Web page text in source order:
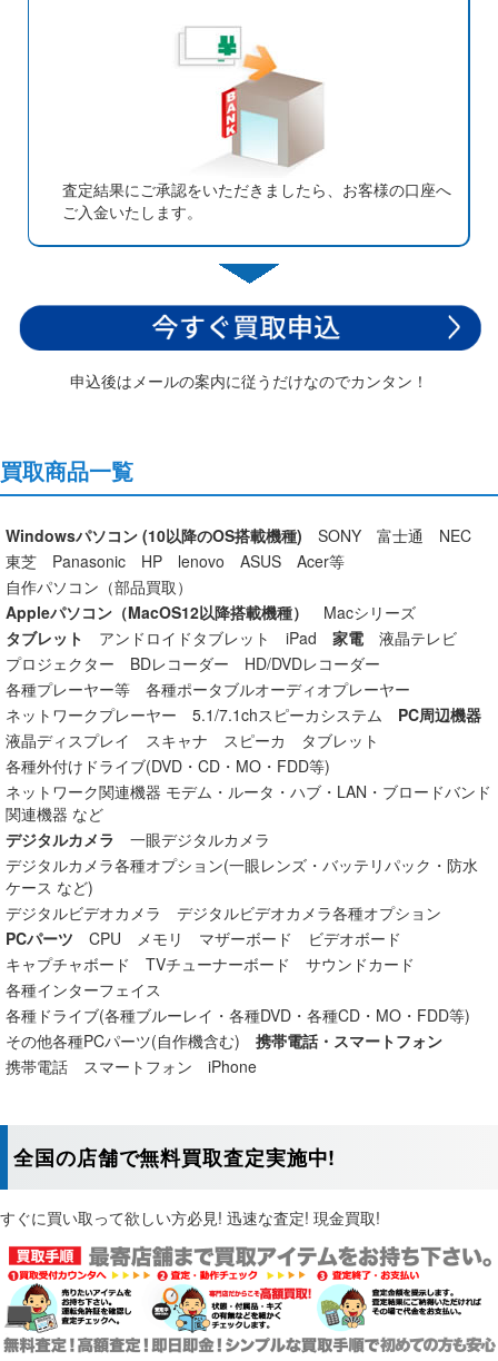
査定結果にご承認をいただきましたら、お客様の口座へ
ご入金いたします。
申込後はメールの案内に従うだけなのでカンタン！
買取商品一覧
Windowsパソコン (10以降のOS搭載機種) SONY 富士通
NEC
東芝
Panasonic HP lenovo ASUS
Acer等
自作パソコン（部品買取）
Appleパソコン（MacOS12以降搭載機種）
Macシリーズ
タブレット
アンドロイドタブレット iPad 家電
液晶テレビ
プロジェクター
BDレコーダー
HD/DVDレコーダー
各種プレーヤー等
各種ポータブルオーディオプレーヤー
ネットワークプレーヤー
5.1/7.1chスピーカシステム
PC周辺機器
液晶ディスプレイ
スキャナ スピーカ
タブレット
各種外付けドライブ(DVD・CD・MO・FDD等)
ネットワーク関連機器 モデム・ルータ・ハブ・LAN・ブロードバンド
関連機器 など
デジタルカメラ
一眼デジタルカメラ
デジタルカメラ各種オプション(一眼レンズ・バッテリパック・防水
ケース など)
デジタルビデオカメラ
デジタルビデオカメラ各種オプション
PCパーツ
CPU メモリ マザーボード
ビデオボード
キャプチャボード
TVチューナーボード
サウンドカード
各種インターフェイス
各種ドライブ(各種ブルーレイ・各種DVD・各種CD・MO・FDD等)
その他各種PCパーツ(自作機含む)
携帯電話・スマートフォン
携帯電話
スマートフォン iPhone
全国の店舗で無料買取査定実施中!
すぐに買い取って欲しい方必見! 迅速な査定! 現金買取!